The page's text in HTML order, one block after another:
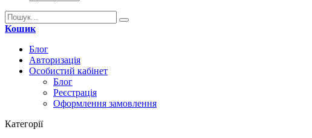
Кошик
Блог
Авторизація
Особистий кабінет
Блог
Реєстрація
Оформлення замовлення
Категорії